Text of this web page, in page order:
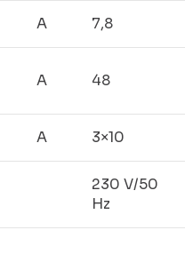
A 7,8
A 48
A 3×10
230 V/50
Hz